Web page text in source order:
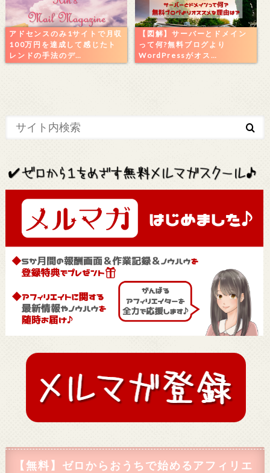
アドセンスのみ1サイトで月収
100万円を達成して感じたト
レンドの手法のデ…
【図解】サーバーとドメイン
って何?無料ブログより
WordPressがオス…
【無料】ゼロからおうちで始めるアフィリエ